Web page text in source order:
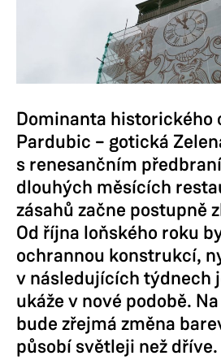
Dominanta historického
Pardubic – gotická
s renesančním
dlouhých měsících
zásahů začne postupně
Od října loňského roku
ochrannou konstrukcí,
v následujících týdnech
ukáže v nové podobě.
bude zřejmá změna
působí světleji než dříve.